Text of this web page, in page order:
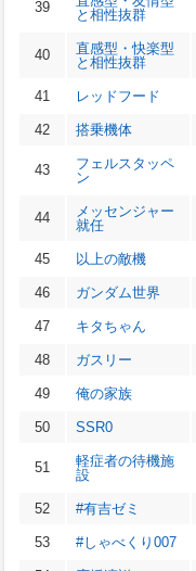
39
と相性抜群
40
直感型・快楽型
と相性抜群
41 レッドフード
42 搭乗機体
43
フェルスタッペ
ン
44
メッセンジャー
就任
45 以上の敵機
46 ガンダム世界
47 キタちゃん
48 ガスリー
49 俺の家族
50 SSR0
51
軽症者の待機施
設
52 #有吉ゼミ
53 #しゃべくり007